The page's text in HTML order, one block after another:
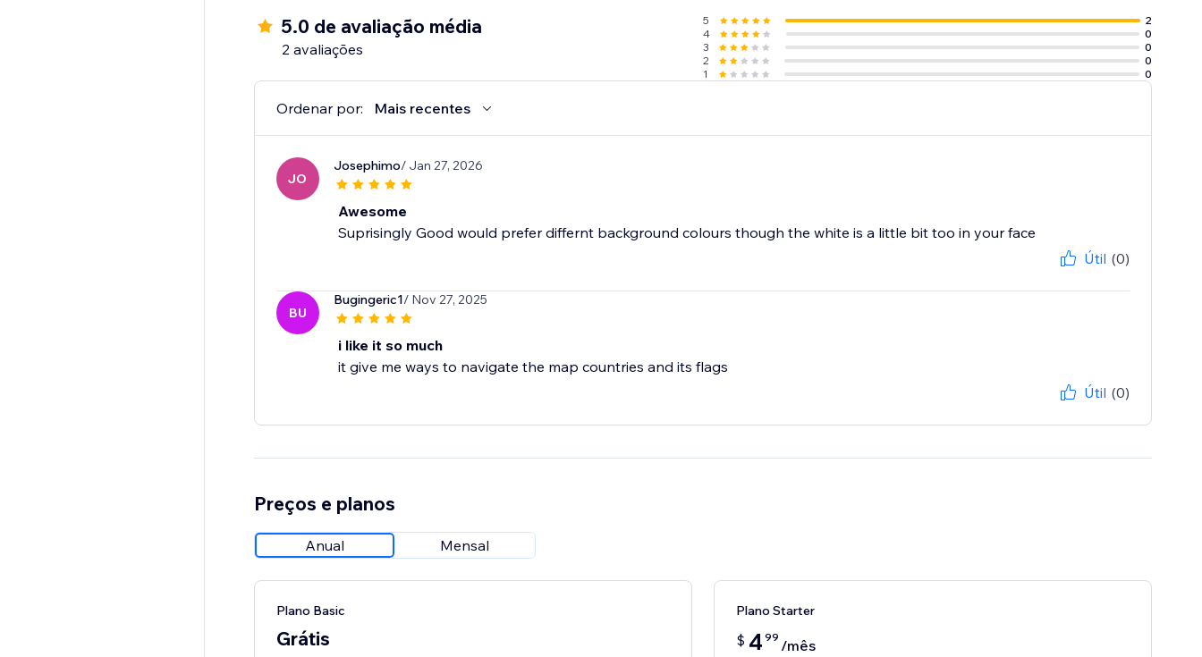
5.0 de avaliação média
2 avaliações
5
2
4
0
3
0
2
0
1
0
Ordenar por: Mais recentes
JO
Josephimo/ Jan 27, 2026
Awesome
Suprisingly Good would prefer differnt background colours though the white is a little bit too in your face
Útil (0)
BU
Bugingeric1/ Nov 27, 2025
i like it so much
it give me ways to navigate the map countries and its flags
Útil (0)
Preços e planos
Anual Mensal
Plano Basic
Grátis
Plano Starter
$ 4 99 /mês